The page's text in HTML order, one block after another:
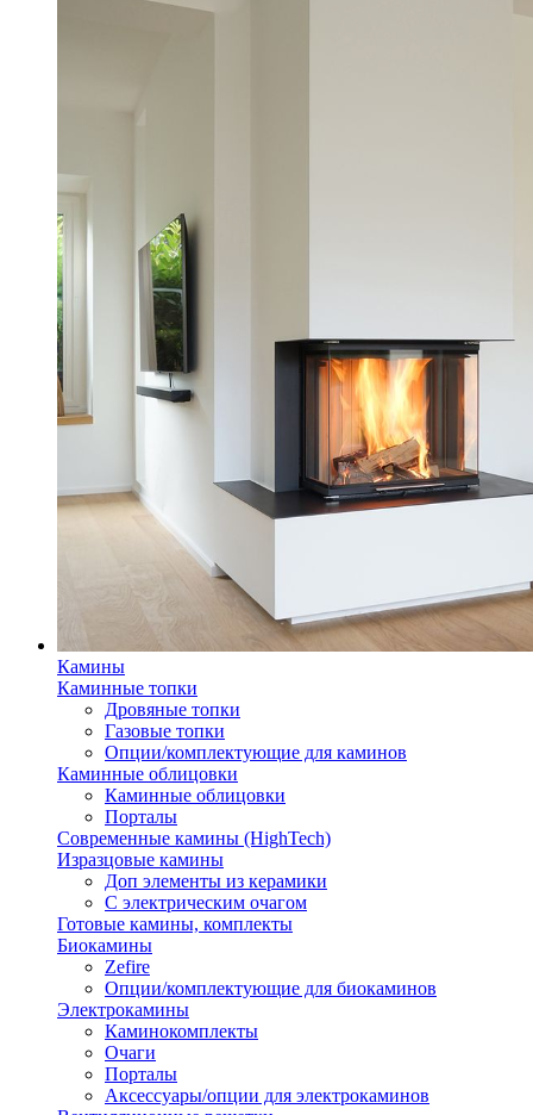
Камины
Каминные топки
Дровяные топки
Газовые топки
Опции/комплектующие для каминов
Каминные облицовки
Каминные облицовки
Порталы
Современные камины (HighTech)
Изразцовые камины
Доп элементы из керамики
С электрическим очагом
Готовые камины, комплекты
Биокамины
Zefire
Опции/комплектующие для биокаминов
Электрокамины
Каминокомплекты
Очаги
Порталы
Аксессуары/опции для электрокаминов